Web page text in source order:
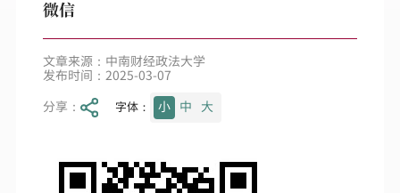
微信
文章来源：中南财经政法大学
发布时间：2025-03-07
分享： 字体： 小 中 大